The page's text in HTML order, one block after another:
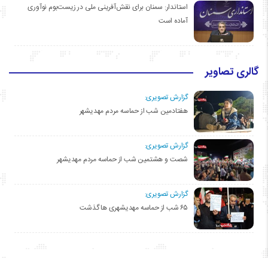
استاندار: سمنان برای نقش‌آفرینی ملی در زیست‌بوم نوآوری
آماده است
گالری تصاویر
گزارش تصویری:
هفتادمین شب از حماسه مردم مهدیشهر
گزارش تصویری:
شصت و هشتمین شب از حماسه مردم مهدیشهر
گزارش تصویری:
۶۵ شب از حماسه مهدیشهری ها گذشت